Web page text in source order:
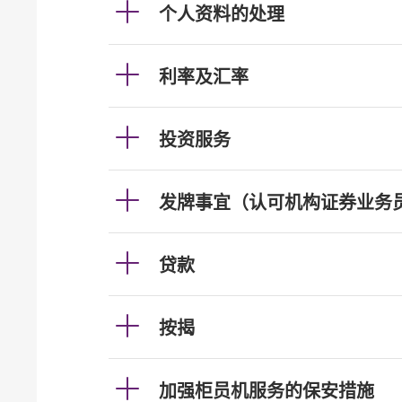
个人资料的处理
利率及汇率
投资服务
发牌事宜（认可机构证券业务
贷款
按揭
加强柜员机服务的保安措施